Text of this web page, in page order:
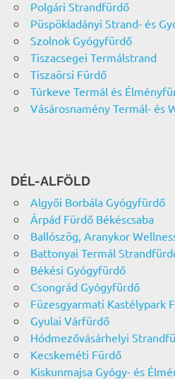
Polgári Strandfürdő
Püspökladányi Strand- és
Szolnok Gyógyfürdő
Tiszacsegei Termálstrand
Tiszaörsi Fürdő
Túrkeve Termál és
Vásárosnamény Termál- és
DÉL-ALFÖLD
Algyői Borbála Gyógyfürdő
Árpád Fürdő Békéscsaba
Ballószög, Aranykor
Battonyai Termál
Békési Gyógyfürdő
Csongrád Gyógyfürdő
Füzesgyarmati Kastélypark
Gyulai Várfürdő
Hódmezővásárhelyi
Kecskeméti Fürdő
Kiskunmajsa Gyógy- és